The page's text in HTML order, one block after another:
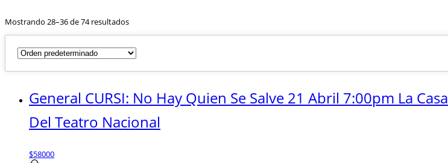
Mostrando 28–36 de 74 resultados
General CURSI: No Hay Quien Se Salve 21 Abril 7:00pm La Casa
Del Teatro Nacional
$58000